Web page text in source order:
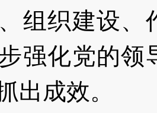
组织建设、
强化党的领
出成效。